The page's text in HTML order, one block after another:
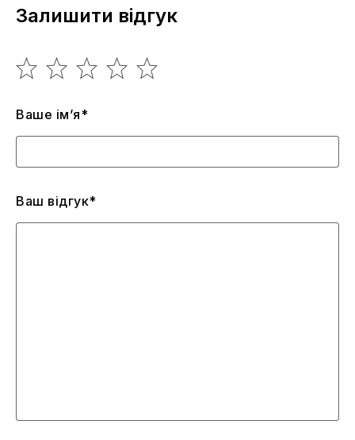
Залишити відгук
Ваше ім’я*
Ваш відгук*